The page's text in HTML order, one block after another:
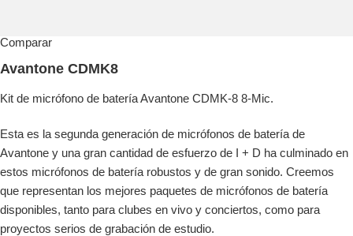
Comparar
Avantone CDMK8
Kit de micrófono de batería Avantone CDMK-8 8-Mic.
Esta es la segunda generación de micrófonos de batería de
Avantone y una gran cantidad de esfuerzo de I + D ha culminado en
estos micrófonos de batería robustos y de gran sonido. Creemos
que representan los mejores paquetes de micrófonos de batería
disponibles, tanto para clubes en vivo y conciertos, como para
proyectos serios de grabación de estudio.